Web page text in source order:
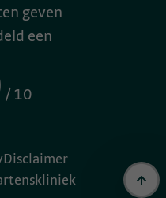
geven
een
/ 10
Disclaimer